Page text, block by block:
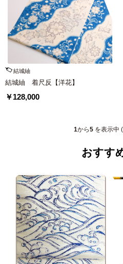
結城紬
結城紬 着尺反【洋花】
￥128,000
1から5を表示中
おすす